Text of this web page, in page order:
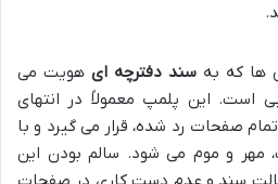
ها که به سند دفترچه ای هویت می
است. این پلمپ معمولاً در انتهای
صفحات رد شده، قرار می گیرد و با
مهر و موم می شود. سالم بودن این